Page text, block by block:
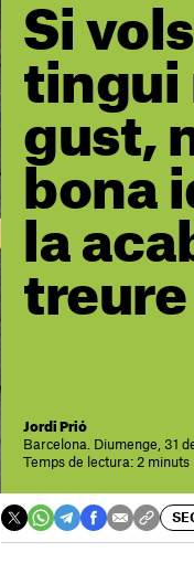
Si
tingui
gust,
bona
la
treure
Jordi Prió
Barcelona. Diumenge, 31
Temps de lectura: 2 minuts